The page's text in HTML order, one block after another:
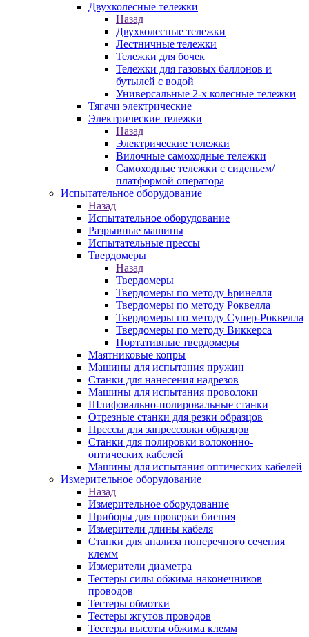
Двухколесные тележки
Назад
Двухколесные тележки
Лестничные тележки
Тележки для бочек
Тележки для газовых баллонов и
бутылей с водой
Универсальные 2-х колесные тележки
Тягачи электрические
Электрические тележки
Назад
Электрические тележки
Вилочные самоходные тележки
Самоходные тележки с сиденьем/
платформой оператора
Испытательное оборудование
Назад
Испытательное оборудование
Разрывные машины
Испытательные прессы
Твердомеры
Назад
Твердомеры
Твердомеры по методу Бринелля
Твердомеры по методу Роквелла
Твердомеры по методу Супер-Роквелла
Твердомеры по методу Виккерса
Портативные твердомеры
Маятниковые копры
Машины для испытания пружин
Станки для нанесения надрезов
Машины для испытания проволоки
Шлифовально-полировальные станки
Отрезные станки для резки образцов
Прессы для запрессовки образцов
Станки для полировки волоконно-
оптических кабелей
Машины для испытания оптических кабелей
Измерительное оборудование
Назад
Измерительное оборудование
Приборы для проверки биения
Измерители длины кабеля
Станки для анализа поперечного сечения
клемм
Измерители диаметра
Тестеры силы обжима наконечников
проводов
Тестеры обмотки
Тестеры жгутов проводов
Тестеры высоты обжима клемм